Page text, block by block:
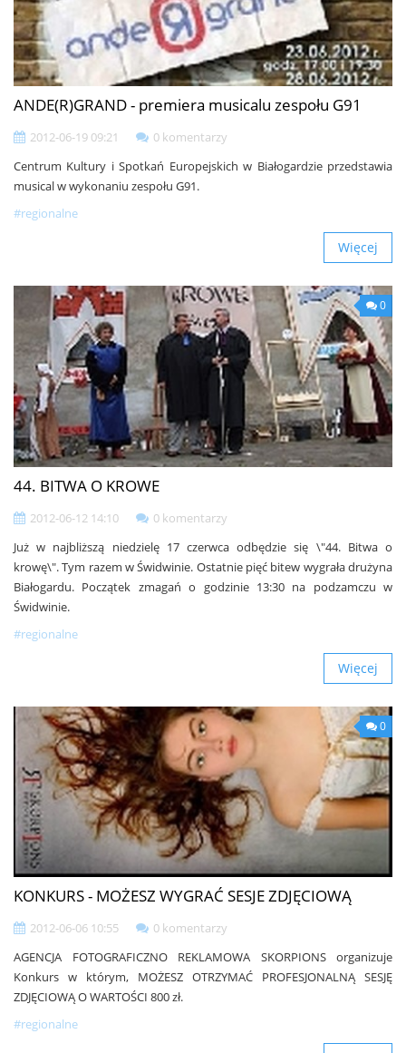
ANDE(R)GRAND - premiera musicalu zespołu G91
2012-06-19 09:21
0 komentarzy
Centrum Kultury i Spotkań Europejskich w Białogardzie przedstawia
musical w wykonaniu zespołu G91.
#regionalne
Więcej
0
44. BITWA O KROWE
2012-06-12 14:10
0 komentarzy
Już w najbliższą niedzielę 17 czerwca odbędzie się \"44. Bitwa o
krowę\". Tym razem w Świdwinie. Ostatnie pięć bitew wygrała drużyna
Białogardu. Początek zmagań o godzinie 13:30 na podzamczu w
Świdwinie.
#regionalne
Więcej
0
KONKURS - MOŻESZ WYGRAĆ SESJE ZDJĘCIOWĄ
2012-06-06 10:55
0 komentarzy
AGENCJA FOTOGRAFICZNO REKLAMOWA SKORPIONS organizuje
Konkurs w którym, MOŻESZ OTRZYMAĆ PROFESJONALNĄ SESJĘ
ZDJĘCIOWĄ O WARTOŚCI 800 zł.
#regionalne